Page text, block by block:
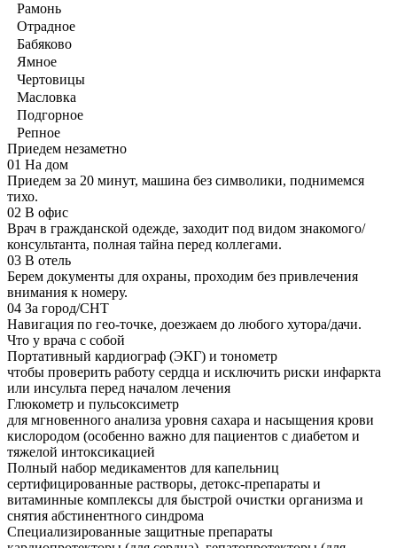
Рамонь
Отрадное
Бабяково
Ямное
Чертовицы
Масловка
Подгорное
Репное
Приедем незаметно
01 На дом
Приедем за 20 минут, машина без символики, поднимемся
тихо.
02 В офис
Врач в гражданской одежде, заходит под видом знакомого/
консультанта, полная тайна перед коллегами.
03 В отель
Берем документы для охраны, проходим без привлечения
внимания к номеру.
04 За город/СНТ
Навигация по гео-точке, доезжаем до любого хутора/дачи.
Что у врача с собой
Портативный кардиограф (ЭКГ) и тонометр
чтобы проверить работу сердца и исключить риски инфаркта
или инсульта перед началом лечения
Глюкометр и пульсоксиметр
для мгновенного анализа уровня сахара и насыщения крови
кислородом (особенно важно для пациентов с диабетом и
тяжелой интоксикацией
Полный набор медикаментов для капельниц
сертифицированные растворы, детокс-препараты и
витаминные комплексы для быстрой очистки организма и
снятия абстинентного синдрома
Специализированные защитные препараты